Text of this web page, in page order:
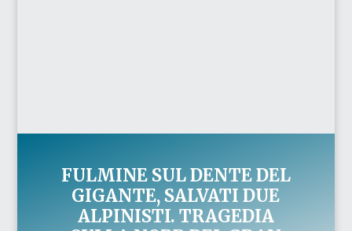
FULMINE SUL DENTE DEL
GIGANTE, SALVATI DUE
ALPINISTI. TRAGEDIA